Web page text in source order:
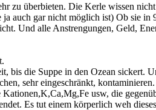
zu überbieten. Die Kerle wissen
auch gar nicht möglich ist) Ob sie
Und alle Anstrengungen, Geld,
bis die Suppe in den Ozean sickert.
sehr eingeschränkt,
usw, die
Es tut einem körperlich weh